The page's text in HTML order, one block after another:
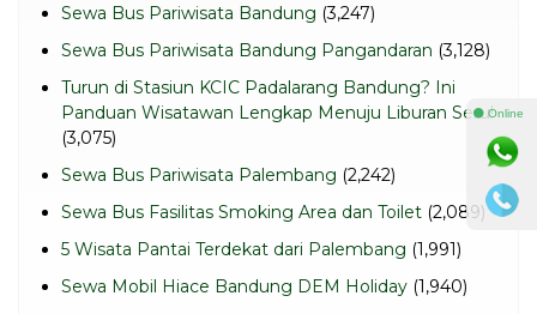
Sewa Bus Pariwisata Bandung (3,247)
Sewa Bus Pariwisata Bandung Pangandaran (3,128)
Turun di Stasiun KCIC Padalarang Bandung? Ini
Panduan Wisatawan Lengkap Menuju Liburan Seru!
(3,075)
Sewa Bus Pariwisata Palembang (2,242)
Sewa Bus Fasilitas Smoking Area dan Toilet (2,089)
5 Wisata Pantai Terdekat dari Palembang (1,991)
Sewa Mobil Hiace Bandung DEM Holiday (1,940)
⚫ Online